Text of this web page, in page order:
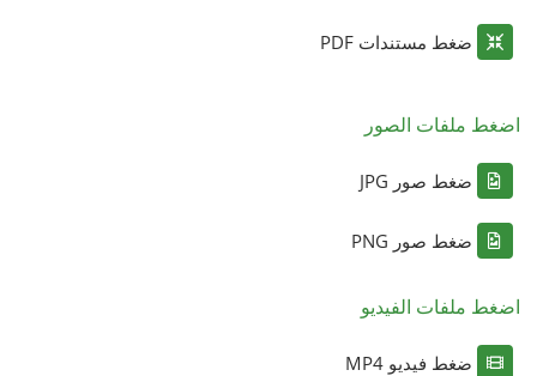
ضغط مستندات PDF
اضغط ملفات الصور
ضغط صور JPG
ضغط صور PNG
اضغط ملفات الفيديو
ضغط فيديو MP4